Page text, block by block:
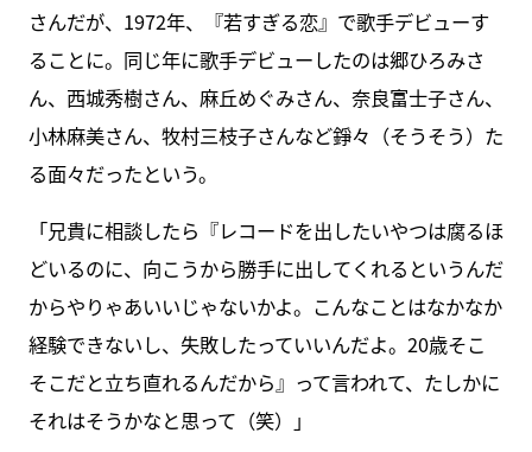
さんだが、1972年、『若すぎる恋』で歌手デビューす
ることに。同じ年に歌手デビューしたのは郷ひろみさ
ん、西城秀樹さん、麻丘めぐみさん、奈良富士子さん、
小林麻美さん、牧村三枝子さんなど錚々（そうそう）た
る面々だったという。
「兄貴に相談したら『レコードを出したいやつは腐るほ
どいるのに、向こうから勝手に出してくれるというんだ
からやりゃあいいじゃないかよ。こんなことはなかなか
経験できないし、失敗したっていいんだよ。20歳そこ
そこだと立ち直れるんだから』って言われて、たしかに
それはそうかなと思って（笑）」